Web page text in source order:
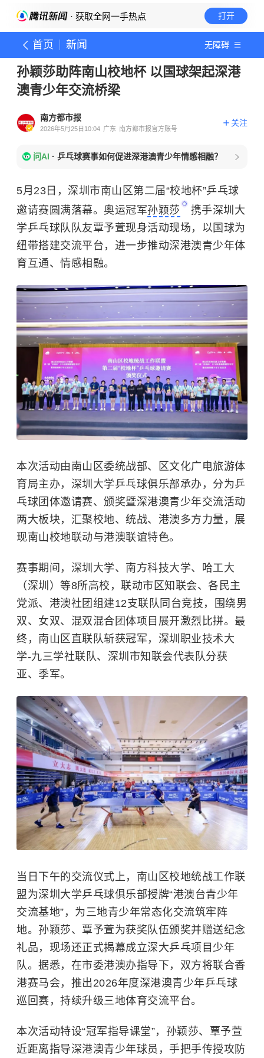
· 获取全网一手热点 打开
首页 新闻 无障碍
孙颖莎助阵南山校地杯 以国球架起深港
澳青少年交流桥梁
南方都市报
2026年5月25日10:04 广东 南方都市报官方账号
关注
问AI · 乒乓球赛事如何促进深港澳青少年情感相融？
5月23日，深圳市南山区第二届“校地杯”乒乓球
邀请赛圆满落幕。奥运冠军孙颖莎
携手深圳大
学乒乓球队队友覃予萱现身活动现场，以国球为
纽带搭建交流平台，进一步推动深港澳青少年体
育互通、情感相融。
本次活动由南山区委统战部、区文化广电旅游体
育局主办，深圳大学乒乓球俱乐部承办，分为乒
乓球团体邀请赛、颁奖暨深港澳青少年交流活动
两大板块，汇聚校地、统战、港澳多方力量，展
现南山校地联动与港澳联谊特色。
赛事期间，深圳大学、南方科技大学、哈工大
（深圳）等8所高校，联动市区知联会、各民主
党派、港澳社团组建12支联队同台竞技，围绕男
双、女双、混双混合团体项目展开激烈比拼。最
终，南山区直联队斩获冠军， 深圳职业技术大
学-九三学社联队、深圳市知联会代表队分获
亚、季军。
当日下午的交流仪式上，南山区校地统战工作联
盟为深圳大学乒乓球俱乐部授牌“港澳台青少年
交流基地”，为三地青少年常态化交流筑牢阵
地。孙颖莎、覃予萱为获奖队伍颁奖并赠送纪念
礼品，现场还正式揭幕成立深大乒乓项目少年
队。据悉，在市委港澳办指导下，双方将联合香
港赛马会，推出2026年度深港澳青少年乒乓球
巡回赛，持续升级三地体育交流平台。
本次活动特设“冠军指导课堂”，孙颖莎、覃予萱
近距离指导深港澳青少年球员，手把手传授攻防